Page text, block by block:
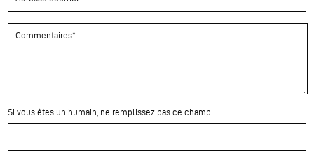
Si vous êtes un humain, ne remplissez pas ce champ.